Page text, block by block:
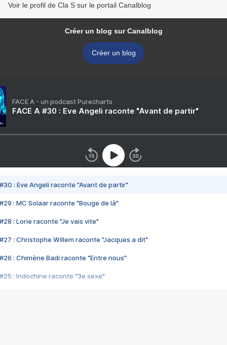
Voir le profil de Cla S sur le portail Canalblog
Créer un blog sur Canalblog
Créer un blog
FACE A - un podcast Purecharts
FACE A #30 : Eve Angeli raconte "Avant de partir"
#30 : Eve Angeli raconte "Avant de partir"
#29 : MC Solaar raconte "Bouge de là"
#28 : Lorie raconte "Je vais vite"
#27 : Christophe Willem raconte "Jacques a dit"
#26 : Chimène Badi raconte "Entre nous"
#25 : Indochine raconte "3e sexe"